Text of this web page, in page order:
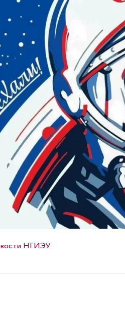
НГИЭУ